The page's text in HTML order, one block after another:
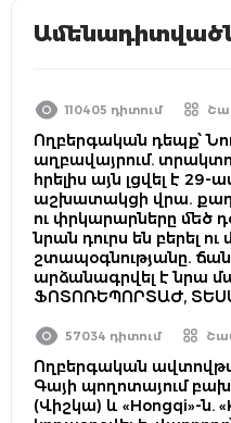
110405 դիտում
Ողբերգական դեպք՝
աղբավայրում.
հրելիս այն լցվել է 29-
աշխատակցի վրա.
ու փրկարարները մեծ
նրան դուրս են բերել ու
շտապօգնությանը.
արձանագրվել է նրա
ՖՈՏՈՌԵՊՈՐՏԱԺ,
57034 դիտում
Ողբերգական
Գայի պողոտայում
(Վիշկա) և «Hongqi»-ն.